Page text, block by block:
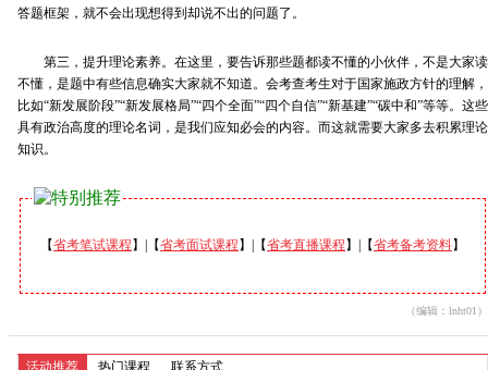
答题框架，就不会出现想得到却说不出的问题了。
第三，提升理论素养。在这里，要告诉那些题都读不懂的小伙伴，不是大家读
不懂，是题中有些信息确实大家就不知道。会考查考生对于国家施政方针的理解，
比如“新发展阶段”“新发展格局”“四个全面”“四个自信”“新基建”“碳中和”等等。这些
具有政治高度的理论名词，是我们应知必会的内容。而这就需要大家多去积累理论
知识。
【省考笔试课程】|【省考面试课程】|【省考直播课程】|【省考备考资料】
（编辑：lnht01）